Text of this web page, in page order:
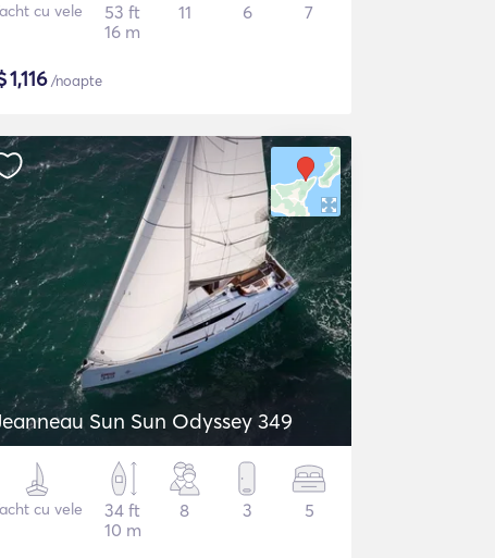
cu vele
53 ft
16 m
11 6 7
1,116/noapte
Sun Sun Odyssey 349
cu vele
34 ft
10 m
8 3 5